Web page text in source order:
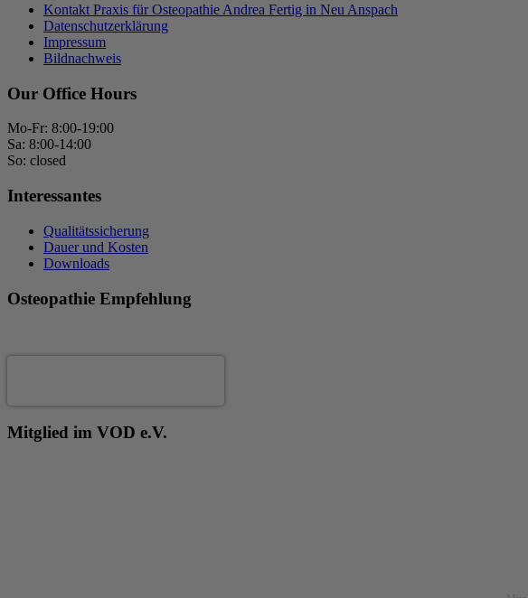
Kontakt Praxis für Osteopathie Andrea Fertig in Neu Anspach
Datenschutzerklärung
Impressum
Bildnachweis
Our Office Hours
Mo-Fr: 8:00-19:00
Sa: 8:00-14:00
So: closed
Interessantes
Qualitätssicherung
Dauer und Kosten
Downloads
Osteopathie Empfehlung
Mitglied im VOD e.V.